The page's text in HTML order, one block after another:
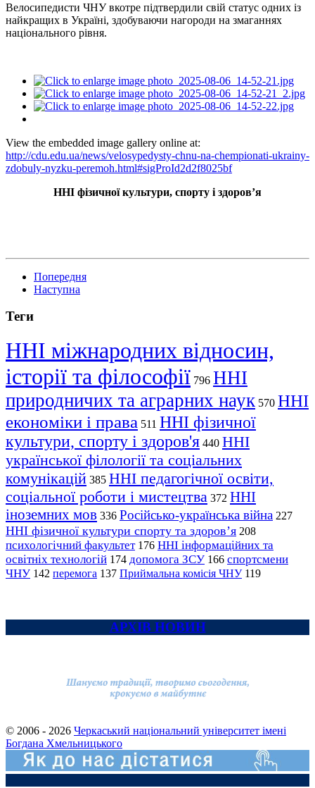
Велосипедисти ЧНУ вкотре підтвердили свій статус одних із
найкращих в Україні, здобуваючи нагороди на змаганнях
національного рівня.
View the embedded image gallery online at:
http://cdu.edu.ua/news/velosypedysty-chnu-na-chempionati-ukrainy-
zdobuly-nyzku-peremoh.html#sigProId2d2f8025bf
ННІ фізичної культури, спорту і здоровʼя
Попередня
Наступна
Теги
ННІ міжнародних відносин,
історії та філософії 796 ННІ
природничих та аграрних наук 570 ННІ
економіки і права 511 ННІ фізичної
культури, спорту і здоров'я 440 ННІ
української філології та соціальних
комунікацій 385 ННІ педагогічної освіти,
соціальної роботи і мистецтва 372 ННІ
іноземних мов 336 Російсько-українська війна 227
ННІ фізичної культури спорту та здоров’я 208
психологічний факультет 176 ННІ інформаційних та
освітніх технологій 174 допомога ЗСУ 166 спортсмени
ЧНУ 142 перемога 137 Приймальна комісія ЧНУ 119
АРХІВ НОВИН
© 2006 - 2026 Черкаський національний університет імені
Богдана Хмельницького